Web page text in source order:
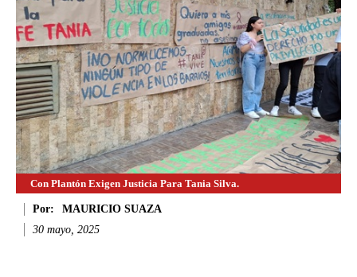
Con Plantón Exigen Justicia Para Tania Silva.
Por:
MAURICIO SUAZA
30 mayo, 2025